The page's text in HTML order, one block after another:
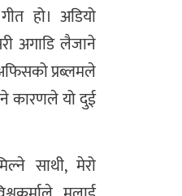
हो। अडियो
अगाडि लैजाने
प्रब्लमले
कारणले यो दुई
साथी, मेरो